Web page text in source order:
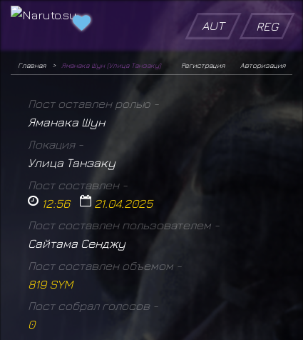
AUT REG
Главная Яманака Шун (Улица Танзаку) Авторизация
Регистрация
Пост оставлен ролью -
Яманака Шун
Локация -
Улица Танзаку
Пост составлен -
12:56 21.04.2025
Пост составлен пользователем -
Сайтама Сенджу
Пост составлен объемом -
819 SYM
Пост собрал голосов -
0